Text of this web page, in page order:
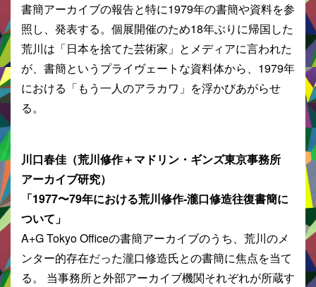
書簡アーカイブの報告と特に1979年の書簡や資料を参
照し、発表する。個展開催のため18年ぶりに帰国した
荒川は「日本を捨てた芸術家」とメディアに言われた
が、書簡というプライヴェートな資料体から、1979年
における「もう一人のアラカワ」を浮かびあがらせ
る。
川口春佳（荒川修作＋マドリン・ギンズ東京事務所
アーカイブ研究）
「1977〜79年における荒川修作‐瀧口修造往復書簡に
ついて」
A+G Tokyo Officeの書簡アーカイブのうち、荒川のメ
ンター的存在だった瀧口修造氏との書簡に焦点を当て
る。 当事務所と外部アーカイブ機関それぞれが所蔵す